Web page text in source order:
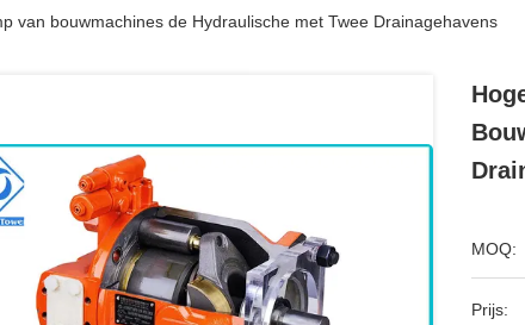
van bouwmachines de Hydraulische met Twee Drainagehavens
MOQ:
Prijs: